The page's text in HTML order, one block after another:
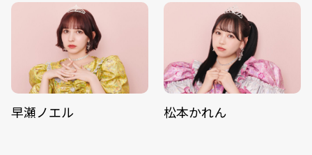
早瀬ノエル 松本かれん